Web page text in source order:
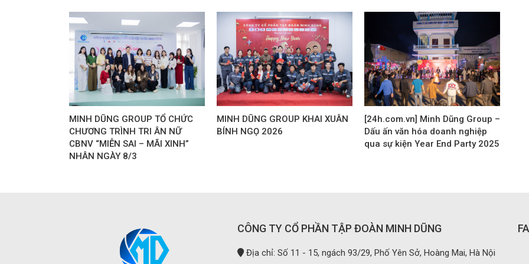
MINH DŨNG GROUP TỔ CHỨC
CHƯƠNG TRÌNH TRI ÂN NỮ
CBNV “MIỄN SAI – MÃI XINH”
NHÂN NGÀY 8/3
MINH DŨNG GROUP KHAI XUÂN
BÍNH NGỌ 2026
[24h.com.vn] Minh Dũng Group –
Dấu ấn văn hóa doanh nghiệp
qua sự kiện Year End Party 2025
CÔNG TY CỔ PHẦN TẬP ĐOÀN MINH DŨNG
Địa chỉ: Số 11 - 15, ngách 93/29, Phố Yên Sở, Hoàng Mai, Hà Nội